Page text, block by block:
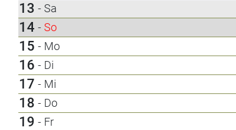
13 - Sa
14 - So
15 - Mo
16 - Di
17 - Mi
18 - Do
19 - Fr